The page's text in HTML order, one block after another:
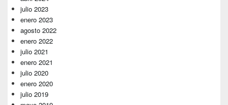
julio 2023
enero 2023
agosto 2022
enero 2022
julio 2021
enero 2021
julio 2020
enero 2020
julio 2019